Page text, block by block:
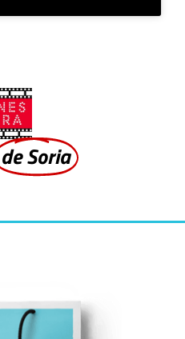
de Soria